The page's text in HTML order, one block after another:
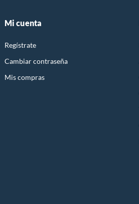
Mi cuenta
Regístrate
Cambiar contraseña
Mis compras